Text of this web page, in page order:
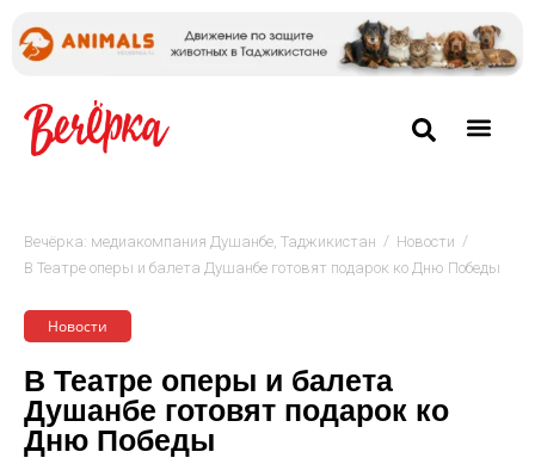
Вечёрка: медиакомпания Душанбе, Таджикистан / Новости /
В Театре оперы и балета Душанбе готовят подарок ко Дню Победы
Новости
В Театре оперы и балета
Душанбе готовят подарок ко
Дню Победы